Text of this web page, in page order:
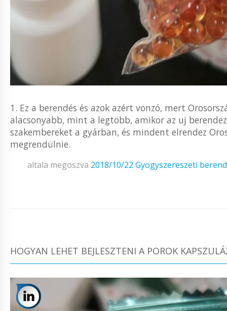
1. Ez a berendés és azok azért vonzó, mert
alacsonyabb, mint a legtöbb, amikor az uj
szakembereket a gyárban, és mindent elrendez
megrendülnie.
altala megoszva 2018/10/22 Gyogyszereszeti
HOGYAN LEHET BEJLESZTENI A POROK